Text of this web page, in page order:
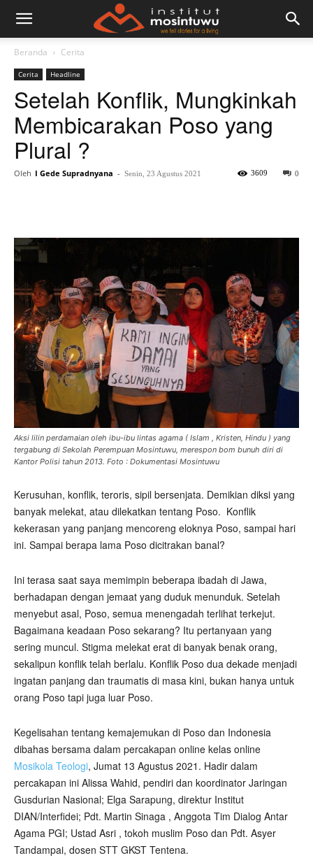
Beranda Cerita
Cerita Headline
Setelah Konflik, Mungkinkah
Membicarakan Poso yang
Plural ?
Oleh I Gede Supradnyana - Senin, 23 Agustus 2021 0
3609
Aksi lilin perdamaian oleh ibu-ibu lintas agama ( Islam , Kristen, Hindu ) yang
tergabung di Sekolah Perempuan Mosintuwu, merespon bom bunuh diri di
Kantor Polisi tahun 2013. Foto : Dokumentasi Mosintuwu
Kerusuhan, konflik, teroris, sipil bersenjata. Demikian diksi yang
banyak melekat, atau dilekatkan tentang Poso. Konflik
kekerasan yang panjang mencoreng eloknya Poso, sampai hari
ini. Sampai berapa lama Poso dicitrakan banal?
Ini terasa saat saya memimpin beberapa ibadah di Jawa,
berhadapan dengan jemaat yang duduk menunduk. Setelah
menyebut asal, Poso, semua menengadah terlihat terkejut.
Bagaimana keadaan Poso sekarang? Itu pertanyaan yang
sering muncul. Stigma melekat erat di banyak benak orang,
sekalipun konflik telah berlalu. Konflik Poso dua dekade menjadi
ingatan panjang dan traumatis di masa kini, bukan hanya untuk
orang Poso tapi juga luar Poso.
Kegelisahan tentang kemajemukan di Poso dan Indonesia
dibahas bersama dalam percakapan online kelas online
Mosikola Teologi, Jumat 13 Agustus 2021. Hadir dalam
percakapan ini Alissa Wahid, pendiri dan koordinator Jaringan
Gusdurian Nasional; Elga Sarapung, direktur Institut
DIAN/Interfidei; Pdt. Martin Sinaga , Anggota Tim Dialog Antar
Agama PGI; Ustad Asri , tokoh muslim Poso dan Pdt. Asyer
Tandampai, dosen STT GKST Tentena.